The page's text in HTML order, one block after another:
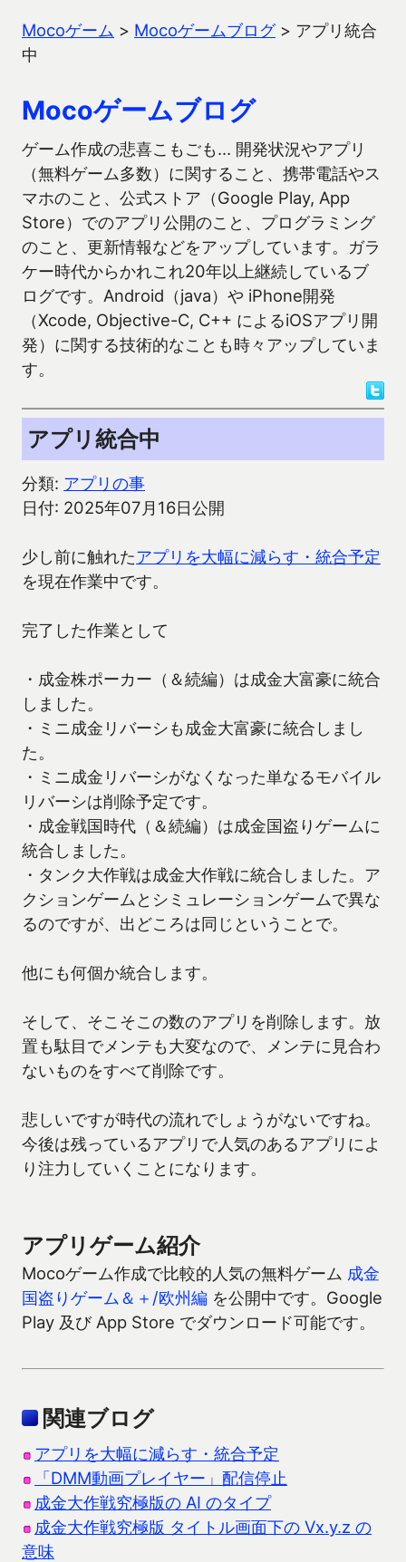
Mocoゲーム > Mocoゲームブログ> アプリ統合
中
Mocoゲームブログ
ゲーム作成の悲喜こもごも… 開発状況やアプリ
（無料ゲーム多数）に関すること、携帯電話やス
マホのこと、公式ストア（Google Play, App
Store）でのアプリ公開のこと、プログラミング
のこと、更新情報などをアップしています。ガラ
ケー時代からかれこれ20年以上継続しているブ
ログです。Android（java）や iPhone開発
（Xcode, Objective-C, C++ によるiOSアプリ開
発）に関する技術的なことも時々アップしていま
す。
アプリ統合中
分類: アプリの事
日付: 2025年07月16日公開
少し前に触れたアプリを大幅に減らす・統合予定
を現在作業中です。
完了した作業として
・成金株ポーカー（＆続編）は成金大富豪に統合
しました。
・ミニ成金リバーシも成金大富豪に統合しまし
た。
・ミニ成金リバーシがなくなった単なるモバイル
リバーシは削除予定です。
・成金戦国時代（＆続編）は成金国盗りゲームに
統合しました。
・タンク大作戦は成金大作戦に統合しました。ア
クションゲームとシミュレーションゲームで異な
るのですが、出どころは同じということで。
他にも何個か統合します。
そして、そこそこの数のアプリを削除します。放
置も駄目でメンテも大変なので、メンテに見合わ
ないものをすべて削除です。
悲しいですが時代の流れでしょうがないですね。
今後は残っているアプリで人気のあるアプリによ
り注力していくことになります。
アプリゲーム紹介
Mocoゲーム作成で比較的人気の無料ゲーム 成金
国盗りゲーム＆＋/欧州編 を公開中です。Google
Play 及び App Store でダウンロード可能です。
関連ブログ
アプリを大幅に減らす・統合予定
「DMM動画プレイヤー」配信停止
成金大作戦究極版の AI のタイプ
成金大作戦究極版 タイトル画面下の Vx.y.z の
意味